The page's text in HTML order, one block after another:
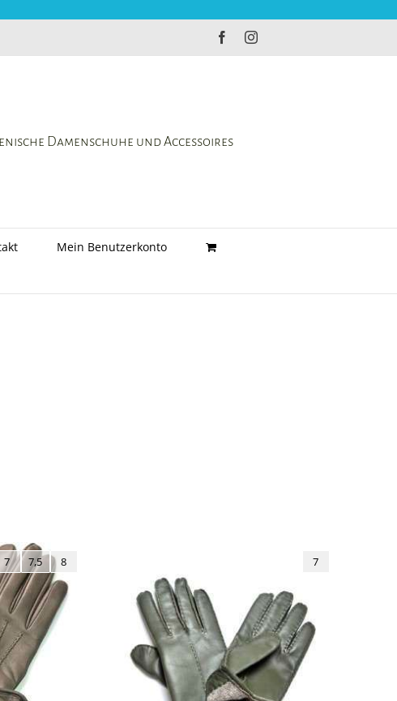
FacebookInstagram
Damenschuhe und Accessoires
Mein Benutzerkonto
7 7,5 8 7